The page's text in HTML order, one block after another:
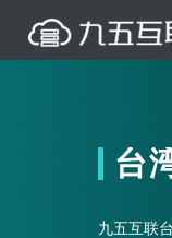
日本服务器
网站建设
根据不同规模的网
公
台
九五互联